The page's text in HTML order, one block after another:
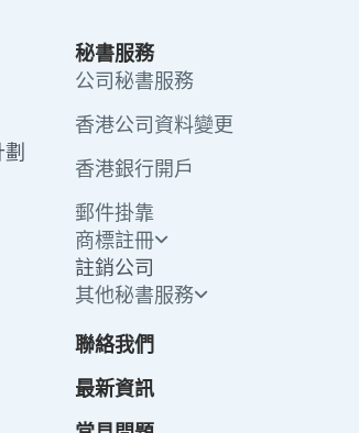
秘書服務
公司秘書服務
香港公司資料變更
香港銀行開戶
郵件掛靠
商標註冊
註銷公司
其他秘書服務
聯絡我們
最新資訊